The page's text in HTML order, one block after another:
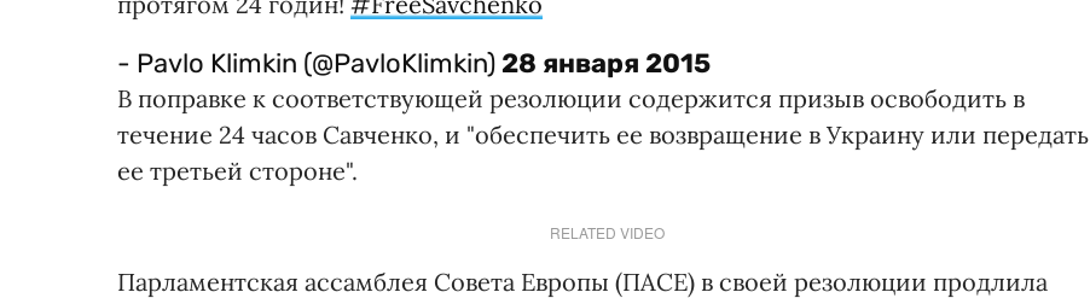
- Pavlo Klimkin (@PavloKlimkin) 28 января 2015
В поправке к соответствующей резолюции содержится призыв освободить в
течение 24 часов Савченко, и "обеспечить ее возвращение в Украину или передать
ее третьей стороне".
RELATED VIDEO
Парламентская ассамблея Совета Европы (ПАСЕ) в своей резолюции продлила